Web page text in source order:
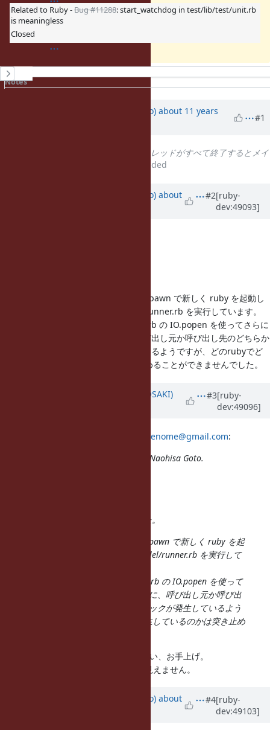
Related to Ruby -Bug #11288: start_watchdog in test/lib/test/unit.rb
is meaningless
Closed
History
Notes
ngoto (Naohisa Goto) about 11 years
#1
: サブスレッドがすべて終了するとメイ
added
ngoto (Naohisa Goto) about
#2[ruby-
dev:49093]
test/testunit/test_parallel.rb から spawn で新しく ruby を起動し
て test/testunit/tests_for_parallel/runner.rb を実行しています。
そして、そこから test/lib/test/unit.rb の IO.popen を使ってさらに
新しく ruby を呼び出した時に、呼び出し元か呼び出し先のどちらか
の ruby でデッドロックが発生しているようですが、どのrubyでど
のように発生しているのかは突き止めることができませんでした。
kosaki (Motohiro KOSAKI)
#3[ruby-
dev:49096]
ngotogenome@gmail.com:
has been updated by Naohisa Goto.
の行であることまではわかりました。
test/testunit/test_parallel.rb から spawn で新しく ruby を起
動して test/testunit/tests_for_parallel/runner.rb を実行して
そして、そこから test/lib/test/unit.rb の IO.popen を使って
さらに新しく ruby を呼び出した時に、呼び出し元か呼び出
し先のどちらかの ruby でデッドロックが発生しているよう
ですが、どのrubyでどのように発生しているのかは突き止め
r50900 は私なんだけど、ごめんなさい、お手上げ。
そういう副作用がでそうなパッチに見えません。
ngoto (Naohisa Goto) about
#4[ruby-
dev:49103]